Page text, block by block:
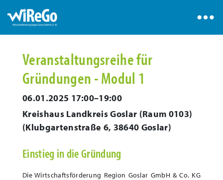
Veranstaltungsreihe für
Gründungen - Modul 1
06.01.2025 17:00–19:00
Kreishaus Landkreis Goslar (Raum 0103)
(Klubgartenstraße 6, 38640 Goslar)
Einstieg in die Gründung
Die Wirtschaftsförderung Region Goslar GmbH & Co. KG